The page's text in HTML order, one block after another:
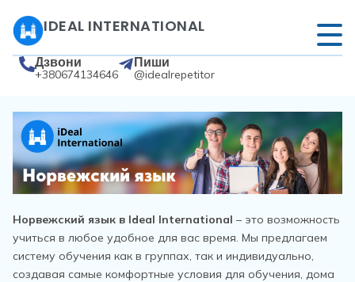
IDEAL INTERNATIONAL
Дзвони
+380674134646
Пиши
@idealrepetitor
Норвежский язык в Ideal International – это возможность
учиться в любое удобное для вас время. Мы предлагаем
систему обучения как в группах, так и индивидуально,
создавая самые комфортные условия для обучения, дома